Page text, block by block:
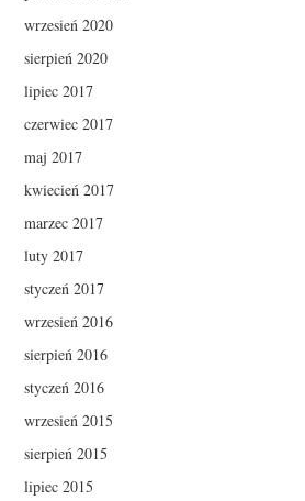
wrzesień 2020
sierpień 2020
lipiec 2017
czerwiec 2017
maj 2017
kwiecień 2017
marzec 2017
luty 2017
styczeń 2017
wrzesień 2016
sierpień 2016
styczeń 2016
wrzesień 2015
sierpień 2015
lipiec 2015